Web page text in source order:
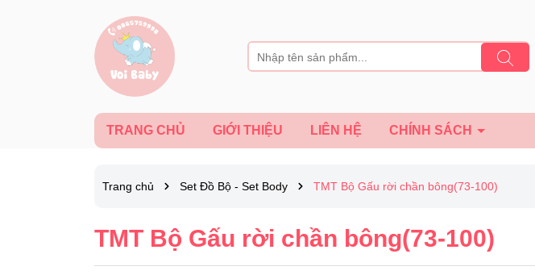
TRANG CHỦ GIỚI THIỆU LIÊN HỆ CHÍNH SÁCH
Trang chủ Set Đồ Bộ - Set Body TMT Bộ Gấu rời chần bông(73-100)
TMT Bộ Gấu rời chần bông(73-100)